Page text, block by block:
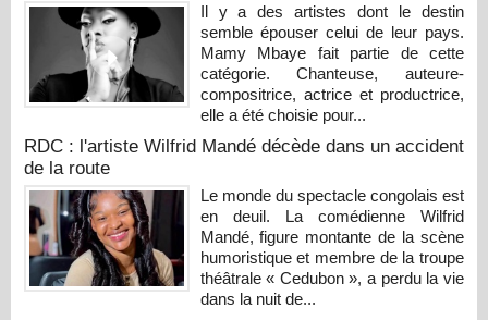
Il y a des artistes dont le destin
semble épouser celui de leur pays.
Mamy Mbaye fait partie de cette
catégorie. Chanteuse, auteure-
compositrice, actrice et productrice,
elle a été choisie pour...
RDC : l'artiste Wilfrid Mandé décède dans un accident
de la route
Le monde du spectacle congolais est
en deuil. La comédienne Wilfrid
Mandé, figure montante de la scène
humoristique et membre de la troupe
théâtrale « Cedubon », a perdu la vie
dans la nuit de...